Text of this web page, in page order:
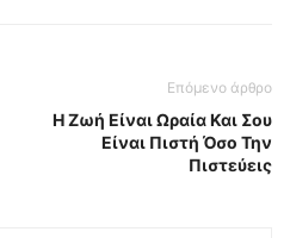
Επόμενο άρθρο
Η Ζωή Eίναι Ωραία Και Σου
Είναι Πιστή Όσο Την
Πιστεύεις